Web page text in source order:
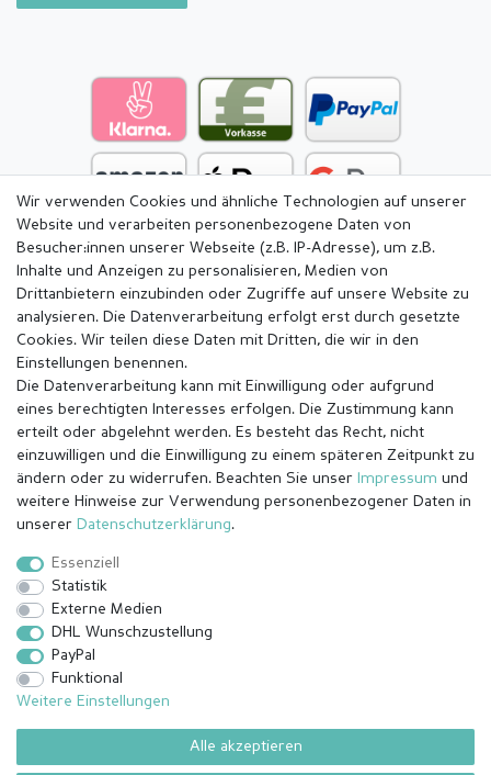
Impressum Daten­schutz­erklärung
Barrierefreiheitserklärung
© Copyright 2026 | Alle Rechte vorbehalten.
Wir verwenden Cookies und ähnliche Technologien auf unserer
Website und verarbeiten personenbezogene Daten von
Besucher:innen unserer Webseite (z.B. IP-Adresse), um z.B.
Inhalte und Anzeigen zu personalisieren, Medien von
Drittanbietern einzubinden oder Zugriffe auf unsere Website zu
analysieren. Die Datenverarbeitung erfolgt erst durch gesetzte
Cookies. Wir teilen diese Daten mit Dritten, die wir in den
Einstellungen benennen.
Die Datenverarbeitung kann mit Einwilligung oder aufgrund
eines berechtigten Interesses erfolgen. Die Zustimmung kann
erteilt oder abgelehnt werden. Es besteht das Recht, nicht
einzuwilligen und die Einwilligung zu einem späteren Zeitpunkt zu
ändern oder zu widerrufen. Beachten Sie unser Impressum und
weitere Hinweise zur Verwendung personenbezogener Daten in
unserer Daten­schutz­erklärung.
Essenziell
Statistik
Externe Medien
DHL Wunschzustellung
PayPal
Funktional
Weitere Einstellungen
Alle akzeptieren